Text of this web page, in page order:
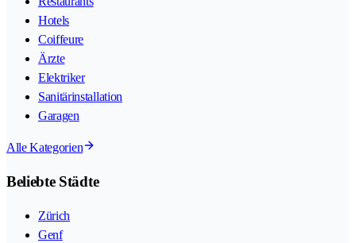
Hotels
Coiffeure
Ärzte
Elektriker
Sanitärinstallation
Garagen
Alle Kategorien
Beliebte Städte
Zürich
Genf